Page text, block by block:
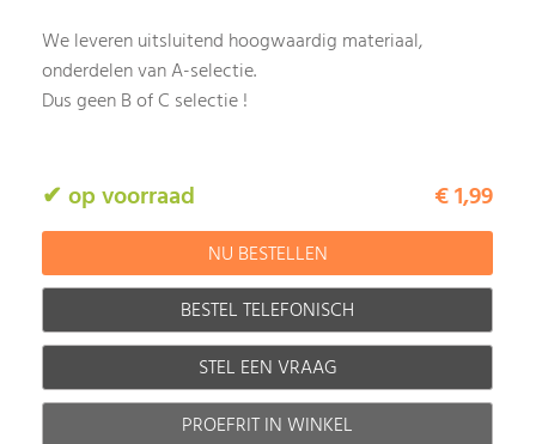
We leveren uitsluitend hoogwaardig materiaal,
onderdelen van A-selectie.
Dus geen B of C selectie !
✔ op voorraad € 1,99
BESTEL TELEFONISCH
STEL EEN VRAAG
PROEFRIT IN WINKEL